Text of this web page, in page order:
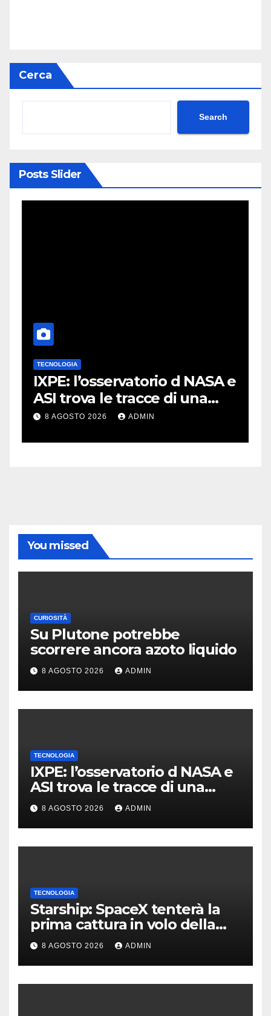
Cerca
Search
Posts Slider
TECNOLOGIA
IXPE: l’osservatorio d NASA e
ASI trova le tracce di una
teoria formulata 90 anni fa
8 AGOSTO 2026 ADMIN
You missed
CURIOSITÀ
Su Plutone potrebbe
scorrere ancora azoto liquido
8 AGOSTO 2026 ADMIN
TECNOLOGIA
IXPE: l’osservatorio d NASA e
ASI trova le tracce di una
teoria formulata 90 anni fa
8 AGOSTO 2026 ADMIN
TECNOLOGIA
Starship: SpaceX tenterà la
prima cattura in volo della
navetta
8 AGOSTO 2026 ADMIN